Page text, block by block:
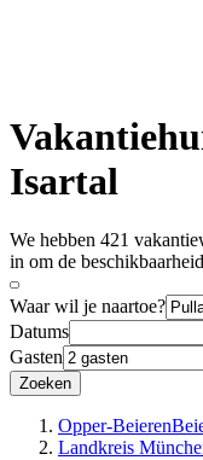
Isartal
We hebben 421
in om de
Waar wil je naartoe?
Datums
Gasten
Zoeken
Opper-Beieren
Landkreis